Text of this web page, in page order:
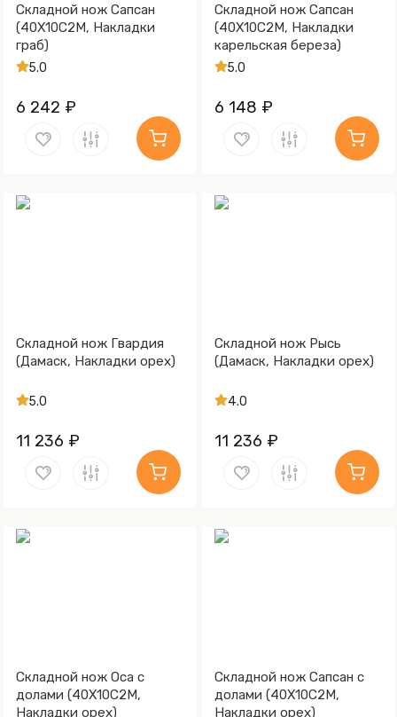
Складной нож Сапсан
(40Х10С2М, Накладки
граб)
5.0
6 242 ₽
Складной нож Сапсан
(40Х10С2М, Накладки
карельская береза)
5.0
6 148 ₽
Складной нож Гвардия
(Дамаск, Накладки орех)
5.0
11 236 ₽
Складной нож Рысь
(Дамаск, Накладки орех)
4.0
11 236 ₽
Складной нож Оса с
долами (40Х10С2М,
Накладки орех)
Складной нож Сапсан с
долами (40Х10С2М,
Накладки орех)